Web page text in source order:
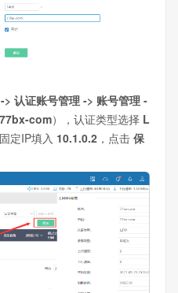
> 认证账号管理 -> 账号管理 -
com），认证类型选择 L
固定IP填入 10.1.0.2 ，点击 保